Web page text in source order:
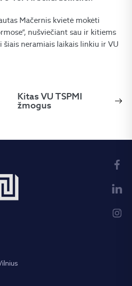
Mačernis kvietė mokėti
nušviečiant sau ir kitiems
šiais neramiais laikais linkiu ir VU
Kitas VU TSPMI
žmogus